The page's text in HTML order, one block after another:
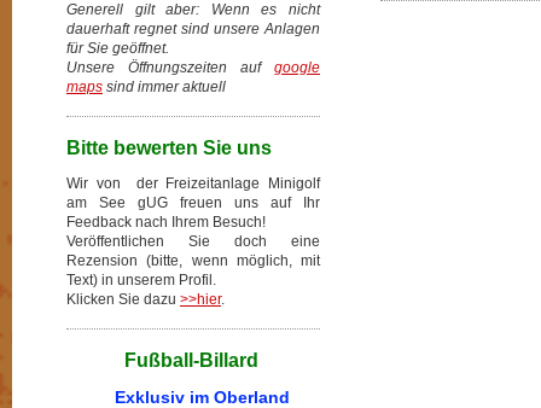
Generell gilt aber: Wenn es nicht
dauerhaft regnet sind unsere Anlagen
für Sie geöffnet.
Unsere Öffnungszeiten auf google
maps sind immer aktuell
Bitte bewerten Sie uns
Wir von der Freizeitanlage Minigolf
am See gUG freuen uns auf Ihr
Feedback nach Ihrem Besuch!
Veröffentlichen Sie doch eine
Rezension (bitte, wenn möglich, mit
Text) in unserem Profil.
Klicken Sie dazu >>hier.
Fußball-Billard
Exklusiv im Oberland